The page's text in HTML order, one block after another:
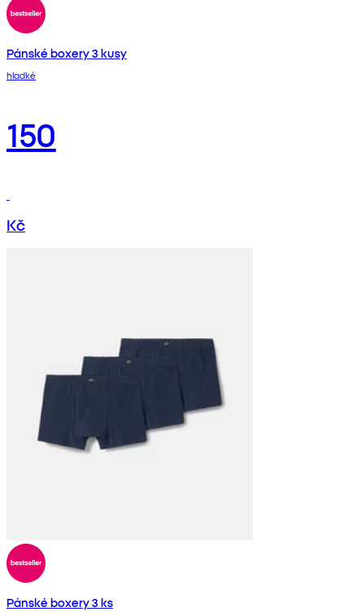
Pánské boxery 3 kusy
hladké
150
Kč
Pánské boxery 3 ks